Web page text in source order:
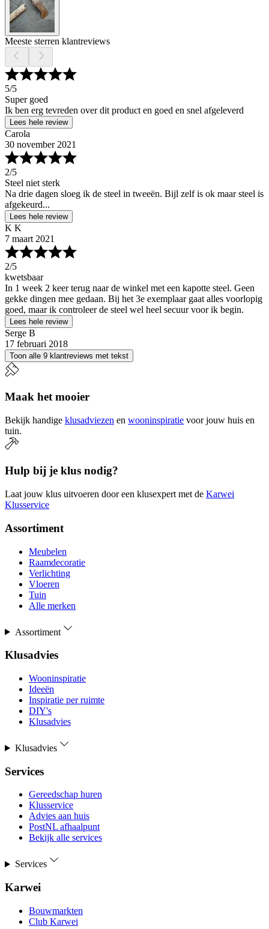
Meeste sterren klantreviews
5/5
Super goed
Ik ben erg tevreden over dit product en goed en snel afgeleverd
Lees hele review
Carola
30 november 2021
2/5
Steel niet sterk
Na drie dagen sloeg ik de steel in tweeën. Bijl zelf is ok maar steel is
afgekeurd...
Lees hele review
K K
7 maart 2021
2/5
kwetsbaar
In 1 week 2 keer terug naar de winkel met een kapotte steel. Geen
gekke dingen mee gedaan. Bij het 3e exemplaar gaat alles voorlopig
goed, maar ik controleer de steel wel heel secuur voor ik begin.
Lees hele review
Serge B
17 februari 2018
Toon alle 9 klantreviews met tekst
Maak het mooier
Bekijk handige klusadviezen en wooninspiratie voor jouw huis en
tuin.
Hulp bij je klus nodig?
Laat jouw klus uitvoeren door een klusexpert met de Karwei
Klusservice
Assortiment
Meubelen
Raamdecoratie
Verlichting
Vloeren
Tuin
Alle merken
Assortiment
Klusadvies
Wooninspiratie
Ideeën
Inspiratie per ruimte
DIY's
Klusadvies
Klusadvies
Services
Gereedschap huren
Klusservice
Advies aan huis
PostNL afhaalpunt
Bekijk alle services
Services
Karwei
Bouwmarkten
Club Karwei